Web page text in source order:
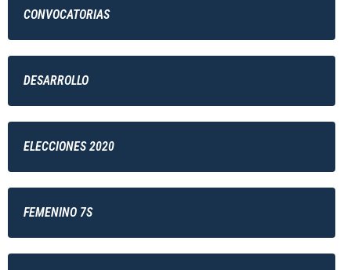
CONVOCATORIAS
DESARROLLO
ELECCIONES 2020
FEMENINO 7S